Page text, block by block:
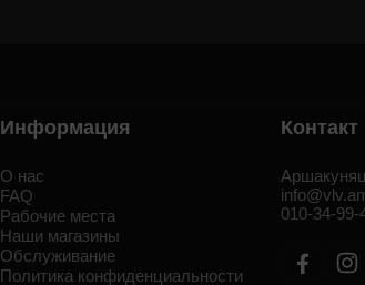
Информация
О нас
FAQ
Рабочие места
Наши магазины
Обслуживание
Политика конфиденциальности
Контакт
010-34-99-